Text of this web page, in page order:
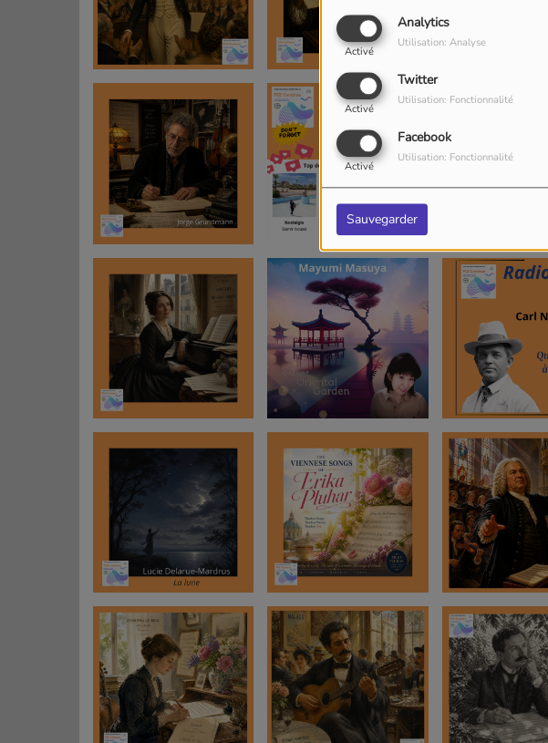
Analytics
Activé
Utilisation: Analyse
Twitter
Activé
Utilisation: Fonctionnalité
Facebook
Activé
Utilisation: Fonctionnalité
Sauvegarder